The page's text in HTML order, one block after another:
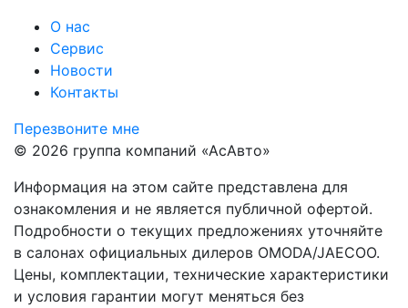
О нас
Сервис
Новости
Контакты
Перезвоните мне
© 2026 группа компаний «‎АсАвто»
Информация на этом сайте представлена для
ознакомления и не является публичной офертой.
Подробности о текущих предложениях уточняйте
в салонах официальных дилеров OMODA/JAECOO.
Цены, комплектации, технические характеристики
и условия гарантии могут меняться без